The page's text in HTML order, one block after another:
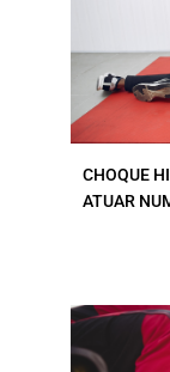
CHOQUE
ATUAR